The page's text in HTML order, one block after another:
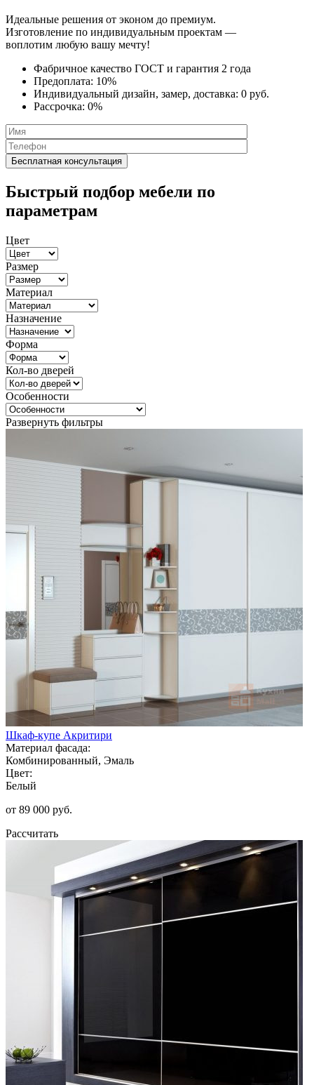
Идеальные решения от эконом до премиум.
Изготовление по индивидуальным проектам —
воплотим любую вашу мечту!
Фабричное качество ГОСТ и гарантия 2 года
Предоплата: 10%
Индивидуальный дизайн, замер, доставка: 0 руб.
Рассрочка: 0%
Быстрый подбор мебели по
параметрам
Цвет
Размер
Материал
Назначение
Форма
Кол-во дверей
Особенности
Развернуть фильтры
Шкаф-купе Акритири
Материал фасада:
Комбинированный, Эмаль
Цвет:
Белый
от 89 000 руб.
Рассчитать